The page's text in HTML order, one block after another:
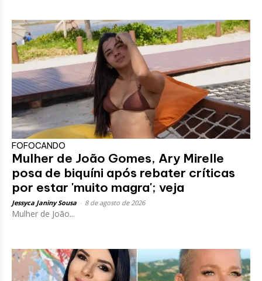
FOFOCANDO
Mulher de João Gomes, Ary Mirelle
posa de biquíni após rebater críticas
por estar 'muito magra'; veja
Jessyca Janiny Sousa 8 de agosto de 2026
Mulher de João...